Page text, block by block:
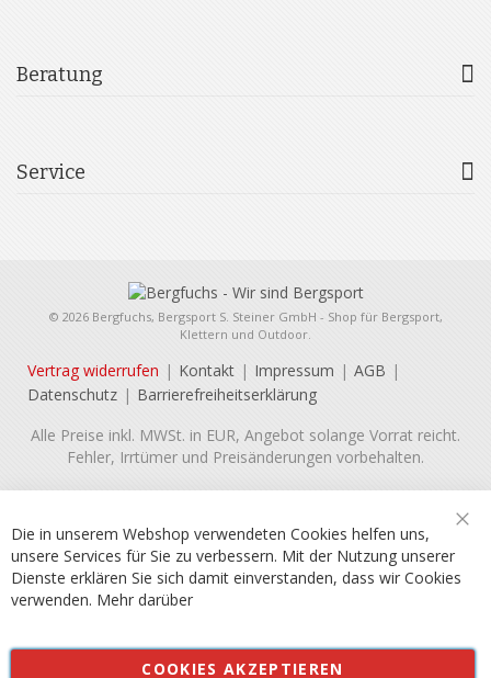
Beratung
Service
© 2026 Bergfuchs, Bergsport S. Steiner GmbH - Shop für Bergsport,
Klettern und Outdoor.
Vertrag widerrufen Kontakt Impressum
AGB
Datenschutz
Barrierefreiheitserklärung
Alle Preise inkl. MWSt. in EUR, Angebot solange Vorrat reicht.
Fehler, Irrtümer und Preisänderungen vorbehalten.
Die in unserem Webshop verwendeten Cookies helfen uns,
unsere Services für Sie zu verbessern. Mit der Nutzung unserer
Dienste erklären Sie sich damit einverstanden, dass wir Cookies
verwenden. Mehr darüber
COOKIES AKZEPTIEREN